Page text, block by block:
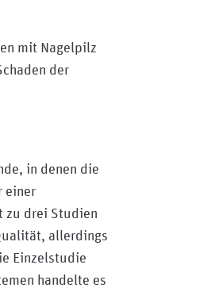
mit Nagelpilz
der
in denen die
einer
zu drei Studien
allerdings
Einzelstudie
handelte es